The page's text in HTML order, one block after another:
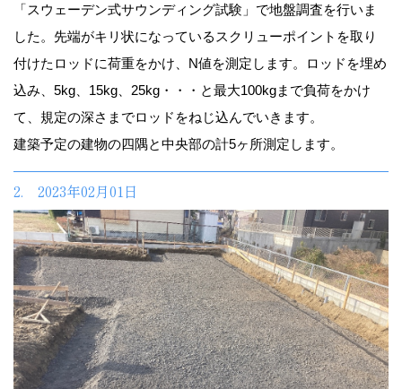
「スウェーデン式サウンディング試験」で地盤調査を行いま
した。先端がキリ状になっているスクリューポイントを取り
付けたロッドに荷重をかけ、N値を測定します。ロッドを埋め
込み、5kg、15kg、25kg・・・と最大100kgまで負荷をかけ
て、規定の深さまでロッドをねじ込んでいきます。
建築予定の建物の四隅と中央部の計5ヶ所測定します。
2. 2023年02月01日